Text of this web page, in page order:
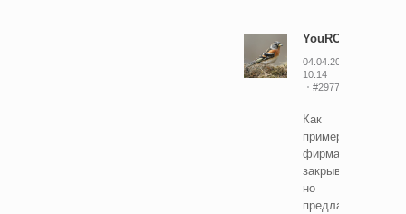
YouROK
04.04.2026
10:14
#29777632
Как
пример,
фирма
закрывается,
но
предлагает